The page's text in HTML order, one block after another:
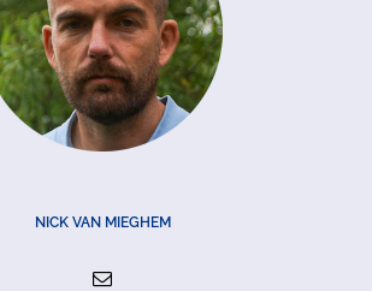
NICK VAN MIEGHEM